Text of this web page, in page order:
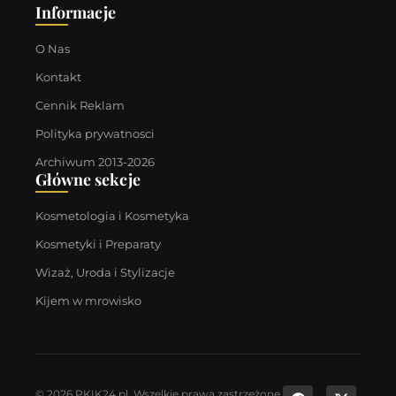
Informacje
O Nas
Kontakt
Cennik Reklam
Polityka prywatnosci
Archiwum 2013-2026
Główne sekcje
Kosmetologia i Kosmetyka
Kosmetyki i Preparaty
Wizaż, Uroda i Stylizacje
Kijem w mrowisko